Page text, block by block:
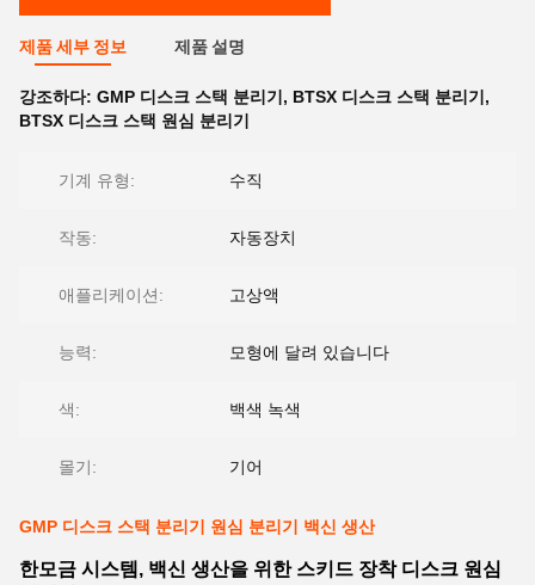
제품 세부 정보 제품 설명
강조하다: GMP 디스크 스택 분리기 , BTSX 디스크 스택 분리기 ,
BTSX 디스크 스택 원심 분리기
기계 유형: 수직
작동: 자동장치
애플리케이션: 고상액
능력: 모형에 달려 있습니다
색: 백색 녹색
몰기: 기어
GMP 디스크 스택 분리기 원심 분리기 백신 생산
한모금 시스템, 백신 생산을 위한 스키드 장착 디스크 원심